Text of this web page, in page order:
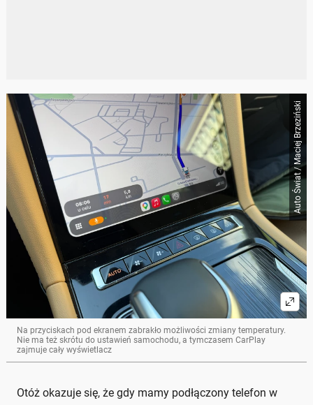
Auto Świat / Maciej Brzeziński
Na przyciskach pod ekranem zabrakło możliwości zmiany temperatury.
Nie ma też skrótu do ustawień samochodu, a tymczasem CarPlay
zajmuje cały wyświetlacz
Otóż okazuje się, że gdy mamy podłączony telefon w